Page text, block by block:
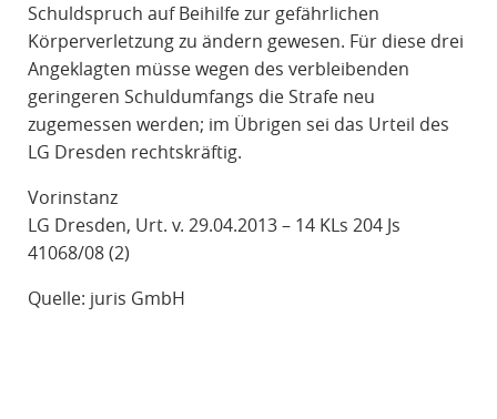
Schuldspruch auf Beihilfe zur gefährlichen
Körperverletzung zu ändern gewesen. Für diese drei
Angeklagten müsse wegen des verbleibenden
geringeren Schuldumfangs die Strafe neu
zugemessen werden; im Übrigen sei das Urteil des
LG Dresden rechtskräftig.
Vorinstanz
LG Dresden, Urt. v. 29.04.2013 – 14 KLs 204 Js
41068/08 (2)
Quelle: juris GmbH